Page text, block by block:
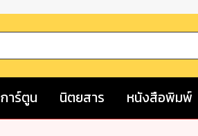
การ์ตูน นิตยสาร หนังสือพิมพ์